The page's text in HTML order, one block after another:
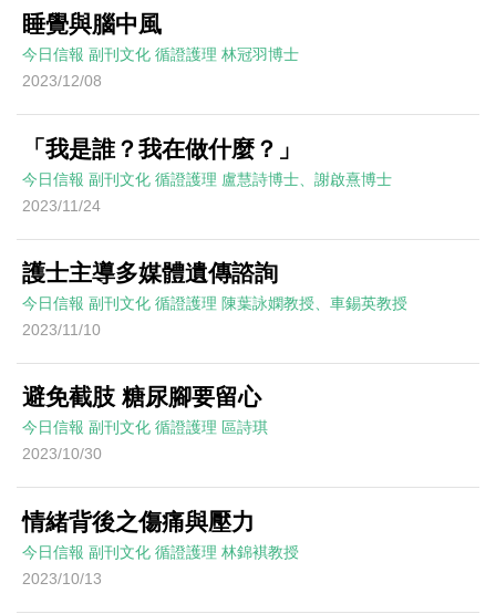
睡覺與腦中風
今日信報 副刊文化 循證護理 林冠羽博士
2023/12/08
「我是誰？我在做什麼？」
今日信報 副刊文化 循證護理 盧慧詩博士、謝啟熹博士
2023/11/24
護士主導多媒體遺傳諮詢
今日信報 副刊文化 循證護理 陳葉詠嫻教授、車錫英教授
2023/11/10
避免截肢 糖尿腳要留心
今日信報 副刊文化 循證護理 區詩琪
2023/10/30
情緒背後之傷痛與壓力
今日信報 副刊文化 循證護理 林錦褀教授
2023/10/13